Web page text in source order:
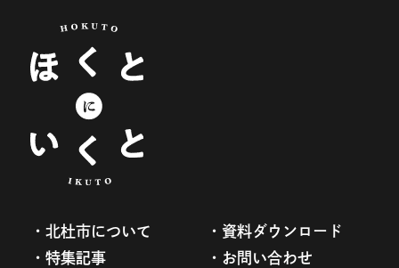
北杜市について
資料ダウンロード
特集記事
お問い合わせ